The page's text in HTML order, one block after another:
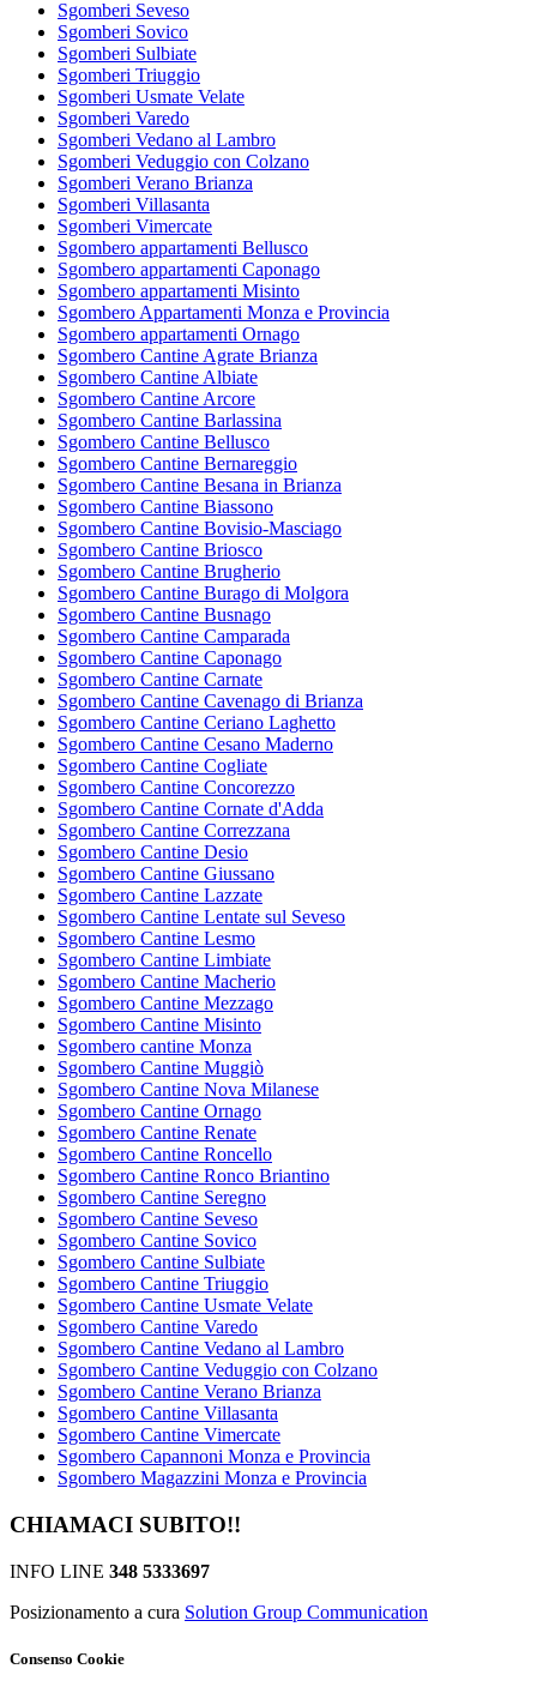
Sgomberi Seveso
Sgomberi Sovico
Sgomberi Sulbiate
Sgomberi Triuggio
Sgomberi Usmate Velate
Sgomberi Varedo
Sgomberi Vedano al Lambro
Sgomberi Veduggio con Colzano
Sgomberi Verano Brianza
Sgomberi Villasanta
Sgomberi Vimercate
Sgombero appartamenti Bellusco
Sgombero appartamenti Caponago
Sgombero appartamenti Misinto
Sgombero Appartamenti Monza e Provincia
Sgombero appartamenti Ornago
Sgombero Cantine Agrate Brianza
Sgombero Cantine Albiate
Sgombero Cantine Arcore
Sgombero Cantine Barlassina
Sgombero Cantine Bellusco
Sgombero Cantine Bernareggio
Sgombero Cantine Besana in Brianza
Sgombero Cantine Biassono
Sgombero Cantine Bovisio-Masciago
Sgombero Cantine Briosco
Sgombero Cantine Brugherio
Sgombero Cantine Burago di Molgora
Sgombero Cantine Busnago
Sgombero Cantine Camparada
Sgombero Cantine Caponago
Sgombero Cantine Carnate
Sgombero Cantine Cavenago di Brianza
Sgombero Cantine Ceriano Laghetto
Sgombero Cantine Cesano Maderno
Sgombero Cantine Cogliate
Sgombero Cantine Concorezzo
Sgombero Cantine Cornate d'Adda
Sgombero Cantine Correzzana
Sgombero Cantine Desio
Sgombero Cantine Giussano
Sgombero Cantine Lazzate
Sgombero Cantine Lentate sul Seveso
Sgombero Cantine Lesmo
Sgombero Cantine Limbiate
Sgombero Cantine Macherio
Sgombero Cantine Mezzago
Sgombero Cantine Misinto
Sgombero cantine Monza
Sgombero Cantine Muggiò
Sgombero Cantine Nova Milanese
Sgombero Cantine Ornago
Sgombero Cantine Renate
Sgombero Cantine Roncello
Sgombero Cantine Ronco Briantino
Sgombero Cantine Seregno
Sgombero Cantine Seveso
Sgombero Cantine Sovico
Sgombero Cantine Sulbiate
Sgombero Cantine Triuggio
Sgombero Cantine Usmate Velate
Sgombero Cantine Varedo
Sgombero Cantine Vedano al Lambro
Sgombero Cantine Veduggio con Colzano
Sgombero Cantine Verano Brianza
Sgombero Cantine Villasanta
Sgombero Cantine Vimercate
Sgombero Capannoni Monza e Provincia
Sgombero Magazzini Monza e Provincia
CHIAMACI SUBITO!!
INFO LINE 348 5333697
Posizionamento a cura Solution Group Communication
Consenso Cookie